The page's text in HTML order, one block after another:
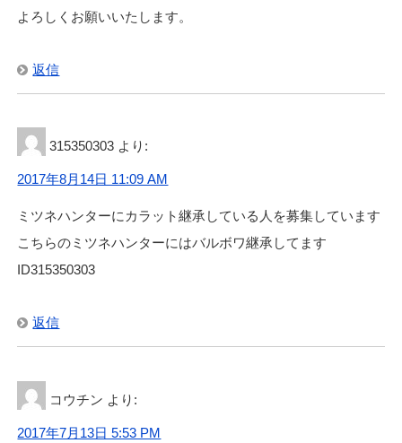
よろしくお願いいたします。
返信
315350303 より:
2017年8月14日 11:09 AM
ミツネハンターにカラット継承している人を募集しています
こちらのミツネハンターにはバルボワ継承してます
ID315350303
返信
コウチン より:
2017年7月13日 5:53 PM